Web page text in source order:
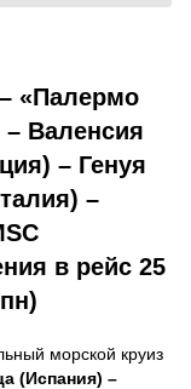
«Палермо
Валенсия
– Генуя
–
в рейс 25
морской круиз
(Испания) –